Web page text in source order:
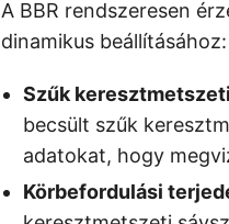
A BBR rendszeresen
dinamikus beállításához:
Szűk
becsült szűk
adatokat, hogy
Körbefordulási